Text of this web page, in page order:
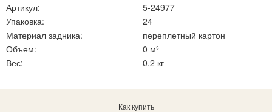
Артикул:
5-24977
Упаковка:
24
Материал задника:
переплетный картон
Объем:
0 м³
Вес:
0.2 кг
Как купить